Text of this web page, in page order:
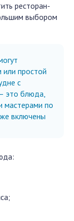
ресторан-
выбором
или простой
с
это блюда,
мастерами по
включены